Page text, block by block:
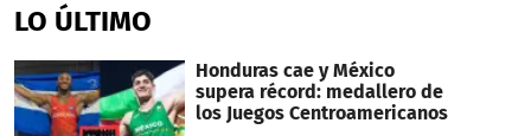
LO ÚLTIMO
Honduras cae y México
supera récord: medallero de
los Juegos Centroamericanos